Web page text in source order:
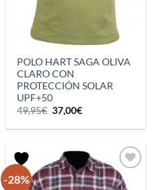
POLO HART SAGA OLIVA
CLARO CON
PROTECCIÓN SOLAR
UPF+50
49,95€ El
precio
original
37,00€El
actual
-28%